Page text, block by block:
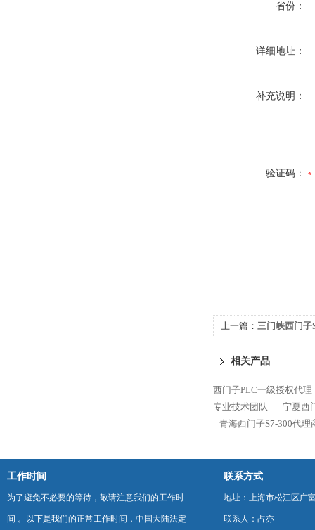
省份：
详细地址：
补充说明：
验证码：
上一篇： 三门峡西门子
相关产品
西门子PLC一级授权代理
专业技术团队
宁夏西
青海西门子S7-300代理
工作时间
为了避免不必要的等待，敬请注意我们的工作时
间 。以下是我们的正常工作时间，中国大陆法定
联系方式
地址：上海市松江区广
联系人：占亦